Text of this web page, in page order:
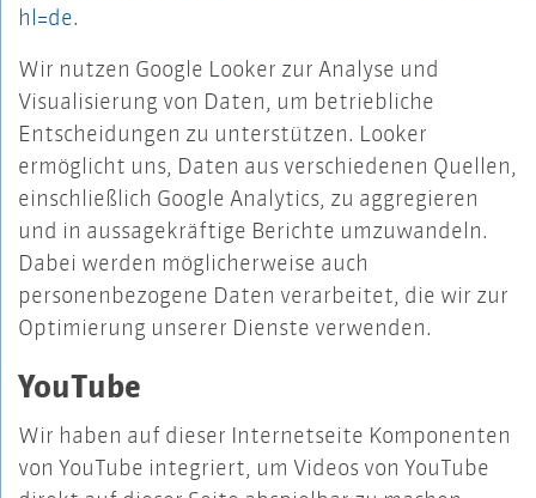
hl=de.
Wir nutzen Google Looker zur Analyse und
Visualisierung von Daten, um betriebliche
Entscheidungen zu unterstützen. Looker
ermöglicht uns, Daten aus verschiedenen Quellen,
einschließlich Google Analytics, zu aggregieren
und in aussagekräftige Berichte umzuwandeln.
Dabei werden möglicherweise auch
personenbezogene Daten verarbeitet, die wir zur
Optimierung unserer Dienste verwenden.
YouTube
Wir haben auf dieser Internetseite Komponenten
von YouTube integriert, um Videos von YouTube